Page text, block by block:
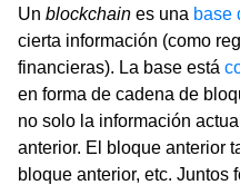
Un blockchain es una base
cierta información (como
financieras). La base está
en forma de cadena de
no solo la información
anterior. El bloque anterior
bloque anterior, etc. Juntos